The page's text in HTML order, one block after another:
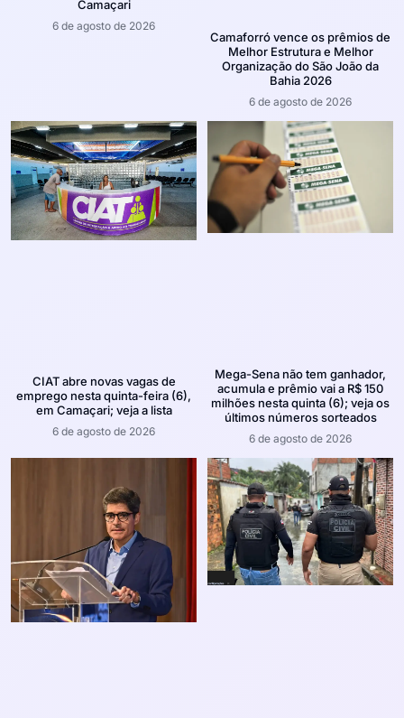
Camaçari
6 de agosto de 2026
Camaforró vence os prêmios de
Melhor Estrutura e Melhor
Organização do São João da
Bahia 2026
6 de agosto de 2026
CIAT abre novas vagas de
emprego nesta quinta-feira (6),
em Camaçari; veja a lista
6 de agosto de 2026
Mega-Sena não tem ganhador,
acumula e prêmio vai a R$ 150
milhões nesta quinta (6); veja os
últimos números sorteados
6 de agosto de 2026